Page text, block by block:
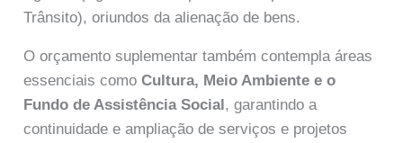
Trânsito), oriundos da alienação de bens.
O orçamento suplementar também contempla áreas
essenciais comoCultura, Meio Ambiente e o
Fundo de Assistência Social, garantindo a
continuidade e ampliação de serviços e projetos